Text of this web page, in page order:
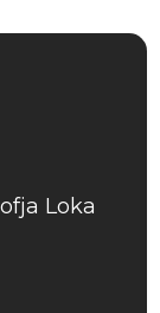
Loka